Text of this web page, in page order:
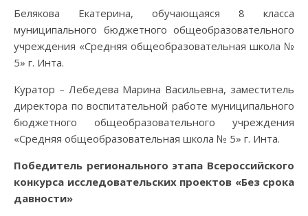
Белякова Екатерина, обучающаяся 8 класса
муниципального бюджетного общеобразовательного
учреждения «Средняя общеобразовательная школа №
5» г. Инта.
Куратор – Лебедева Марина Васильевна, заместитель
директора по воспитательной работе муниципального
бюджетного общеобразовательного учреждения
«Средняя общеобразовательная школа № 5» г. Инта.
Победитель регионального этапа Всероссийского
конкурса исследовательских проектов «Без срока
давности»